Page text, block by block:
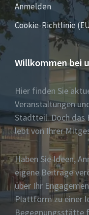
Anmelden
Cookie-Richtlinie
Willkommen bei
Hier finden Sie
Veranstaltungen
Stadtteil. Doch das
lebt von Ihrer
Haben Sie Ideen,
eigene Beiträge
über Ihr
Plattform zu einer
Begegnungsstätte